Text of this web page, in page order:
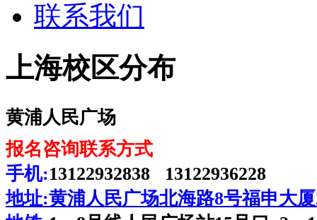
联系我们
上海校区分布
黄浦人民广场
报名咨询联系方式
手机:13122932838 13122936228
地址:黄浦人民广场北海路8号福申大